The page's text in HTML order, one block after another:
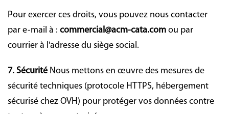
Pour exercer ces droits, vous pouvez nous contacter
par e-mail à : commercial@acm-cata.com ou par
courrier à l'adresse du siège social.
7. Sécurité Nous mettons en œuvre des mesures de
sécurité techniques (protocole HTTPS, hébergement
sécurisé chez OVH) pour protéger vos données contre